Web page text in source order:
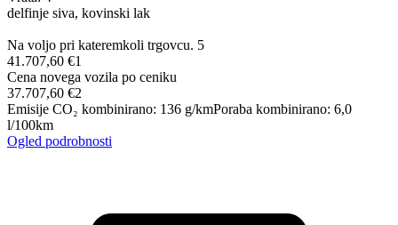
delfinje siva, kovinski lak
Na voljo pri kateremkoli trgovcu. 5
41.707,60 €1
Cena novega vozila po ceniku
37.707,60 €2
Emisije CO₂ kombinirano: 136 g/kmPoraba kombinirano: 6,0
l/100km
Ogled podrobnosti